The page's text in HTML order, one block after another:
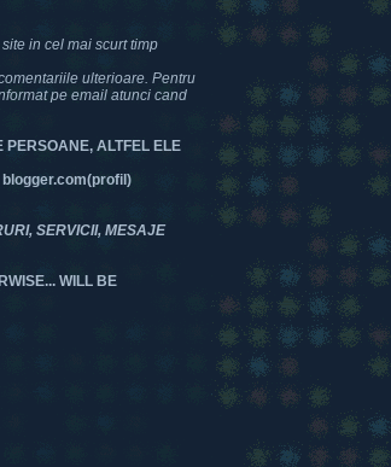
in cel mai scurt timp
ulterioare. Pentru
pe email atunci cand
PERSOANE, ALTFEL ELE
SERVICII, MESAJE
WILL BE